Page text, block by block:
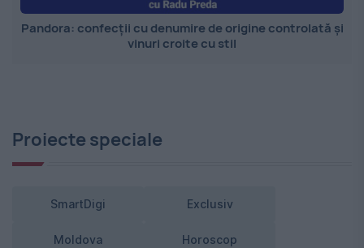
Pandora: confecții cu denumire de origine controlată și
vinuri croite cu stil
Proiecte speciale
SmartDigi Exclusiv
Moldova Horoscop